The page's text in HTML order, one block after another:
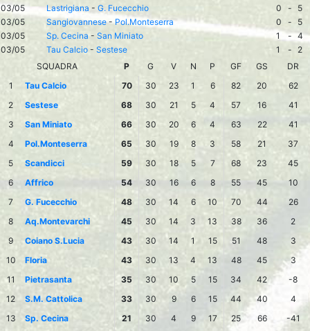
03/05
Lastrigiana - G. Fucecchio 0 -
5
03/05
Sangiovannese-Pol.Monteserra 0 -
5
03/05
Sp. Cecina - San Miniato 1 - 4
03/05
Tau Calcio - Sestese 1 -
2
SQUADRA
P G V N P GF GS
DR
1
Tau Calcio 70 30 23 1 6 82 20
62
2
Sestese 68 30 21 5 4 57 16
41
3
San Miniato 66 30 20 6 4 63 22
41
4
Pol.Monteserra 65 30 19 8 3 58 21
37
5
Scandicci 59 30 18 5 7 68 23
45
6
Affrico 54 30 16 6 8 55 45
10
7
G. Fucecchio 48 30 14 6 10 70 44
26
8
Aq.Montevarchi 45 30 14 3 13 38 36
2
9
Coiano S.Lucia 43 30 14 1 15 51 48
3
10
Floria 43 30 13 4 13 48 45
3
11
Pietrasanta 35 30 10 5 15 34 42
-8
12
S.M. Cattolica 33 30 9 6 15 44 40
4
13
Sp. Cecina 21 30 4 9 17 25 66 -41